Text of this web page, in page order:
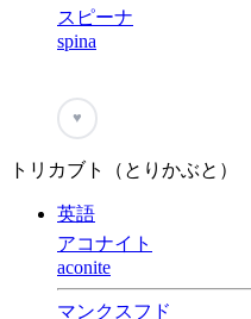
スピーナ
spina
♥
トリカブト（とりかぶと）
英語
アコナイト
aconite
マンクスフド